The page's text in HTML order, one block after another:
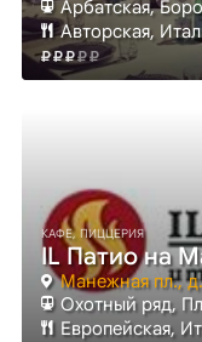
Арбатская,
Авторская,
КАФЕ, ПИЦЦЕРИЯ
IL Патио на
Манежная пл.,
Охотный ряд,
Европейская,